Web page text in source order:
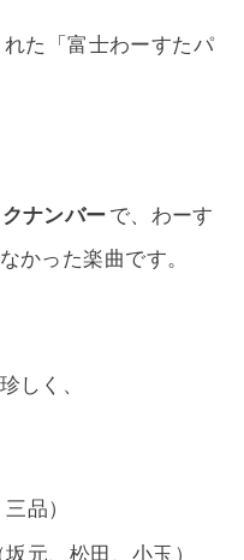
た「富士わーすたパ
ナンバーで、わーす
かった楽曲です。
しく、
品）
元、松田、小玉）